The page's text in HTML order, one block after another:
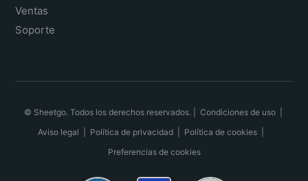
Ventas
Soporte
© Sheetgo. Todos los derechos reservados. | Condiciones de uso|
Aviso legal
Política de privacidad Política de cookies
Preferencias de cookies